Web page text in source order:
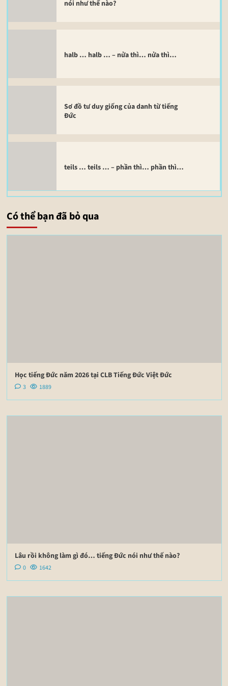
nói như thế nào?
halb … halb … – nửa thì… nửa thì…
Sơ đồ tư duy giống của danh từ tiếng
Đức
teils … teils … – phần thì… phần thì…
Có thể bạn đã bỏ qua
Học tiếng Đức năm 2026 tại CLB Tiếng Đức Việt Đức
3 1889
Lâu rồi không làm gì đó… tiếng Đức nói như thế nào?
0 1642